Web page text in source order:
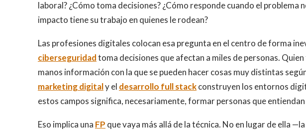
laboral? ¿Cómo toma decisiones? ¿Cómo responde cuando el problema
impacto tiene su trabajo en quienes le rodean?
Las profesiones digitales colocan esa pregunta en el centro de forma
ciberseguridadtoma decisiones que afectan a miles de personas.
manos información con la que se pueden hacer cosas muy distintas
marketing digitaly el desarrollo full stackconstruyen los entornos
estos campos significa, necesariamente, formar personas que entiendan
Eso implica una FP que vaya más allá de la técnica. No en lugar de ella